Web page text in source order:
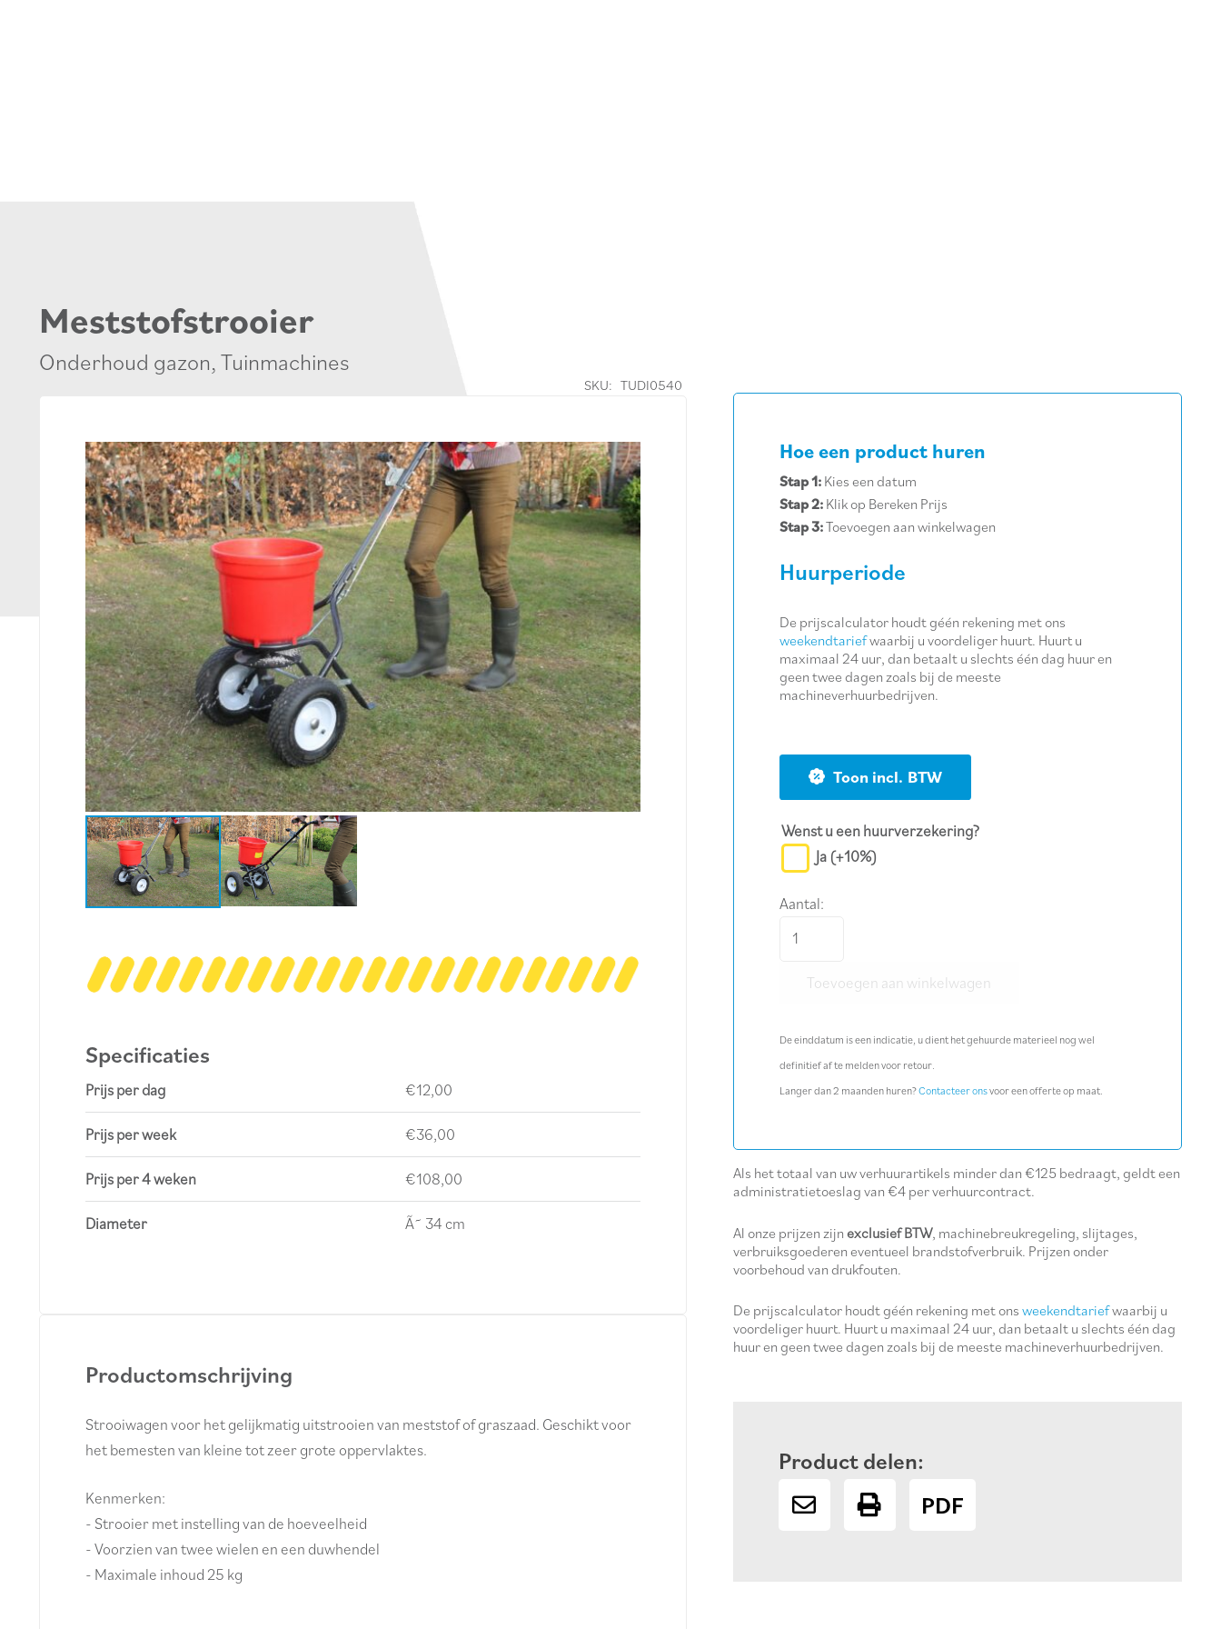
Meststofstrooier
Onderhoud gazon,Tuinmachines
SKU: TUDI0540
Specificaties
Prijs per dag €12,00
Prijs per week €36,00
Prijs per 4 weken €108,00
Diameter Ã˜ 34 cm
Productomschrijving
Strooiwagen voor het gelijkmatig uitstrooien van meststof of graszaad. Geschikt voor
het bemesten van kleine tot zeer grote oppervlaktes.
Kenmerken:
- Strooier met instelling van de hoeveelheid
- Voorzien van twee wielen en een duwhendel
- Maximale inhoud 25 kg
Hoe een product huren
Stap 1:Kies een datum
Stap 2:Klik op Bereken Prijs
Stap 3:Toevoegen aan winkelwagen
Huurperiode
De prijscalculator houdt géén rekening met ons
weekendtariefwaarbij u voordeliger huurt. Huurt u
maximaal 24 uur, dan betaalt u slechts één dag huur en
geen twee dagen zoals bij de meeste
machineverhuurbedrijven.
BTW
Wenst u een huurverzekering?
Ja (+10%)
Aantal:
Meststofstrooier
Toevoegen aan winkelwagen
De einddatum is een indicatie, u dient het gehuurde materieel nog wel
definitief af te melden voor retour.
Langer dan 2 maanden huren?Contacteer onsvoor een offerte op maat.
Als het totaal van uw verhuurartikels minder dan €125 bedraagt, geldt een
administratietoeslag van €4 per verhuurcontract.
Al onze prijzen zijn exclusief BTW, machinebreukregeling, slijtages,
verbruiksgoederen eventueel brandstofverbruik. Prijzen onder
voorbehoud van drukfouten.
De prijscalculator houdt géén rekening met ons weekendtariefwaarbij u
voordeliger huurt. Huurt u maximaal 24 uur, dan betaalt u slechts één dag
huur en geen twee dagen zoals bij de meeste machineverhuurbedrijven.
Product delen:
PDF